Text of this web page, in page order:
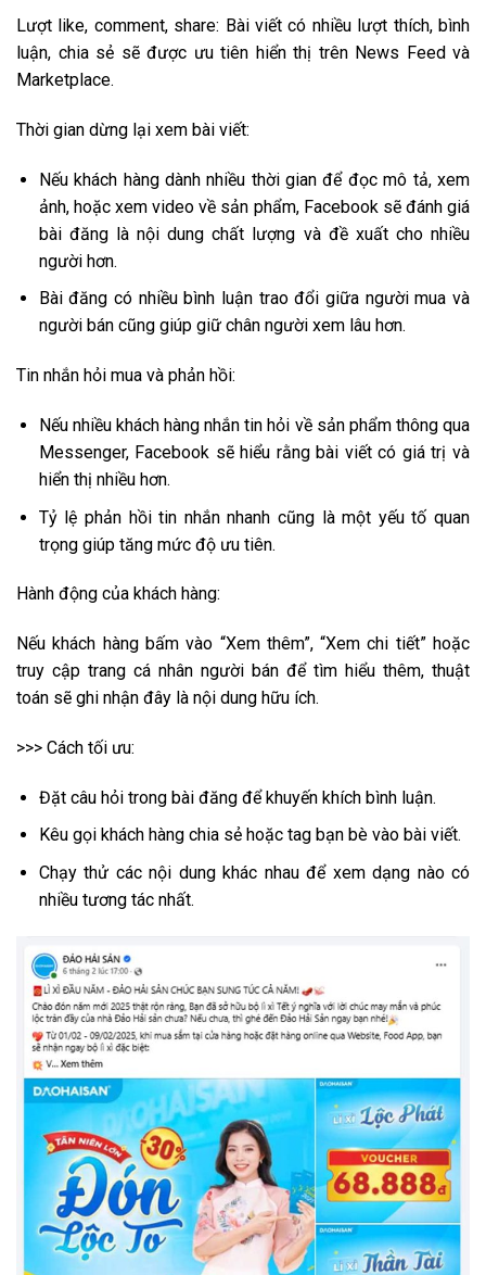
Lượt like, comment, share: Bài viết có nhiều lượt thích, bình
luận, chia sẻ sẽ được ưu tiên hiển thị trên News Feed và
Marketplace.
Thời gian dừng lại xem bài viết:
Nếu khách hàng dành nhiều thời gian để đọc mô tả, xem
ảnh, hoặc xem video về sản phẩm, Facebook sẽ đánh giá
bài đăng là nội dung chất lượng và đề xuất cho nhiều
người hơn.
Bài đăng có nhiều bình luận trao đổi giữa người mua và
người bán cũng giúp giữ chân người xem lâu hơn.
Tin nhắn hỏi mua và phản hồi:
Nếu nhiều khách hàng nhắn tin hỏi về sản phẩm thông qua
Messenger, Facebook sẽ hiểu rằng bài viết có giá trị và
hiển thị nhiều hơn.
Tỷ lệ phản hồi tin nhắn nhanh cũng là một yếu tố quan
trọng giúp tăng mức độ ưu tiên.
Hành động của khách hàng:
Nếu khách hàng bấm vào “Xem thêm”, “Xem chi tiết” hoặc
truy cập trang cá nhân người bán để tìm hiểu thêm, thuật
toán sẽ ghi nhận đây là nội dung hữu ích.
>>> Cách tối ưu:
Đặt câu hỏi trong bài đăng để khuyến khích bình luận.
Kêu gọi khách hàng chia sẻ hoặc tag bạn bè vào bài viết.
Chạy thử các nội dung khác nhau để xem dạng nào có
nhiều tương tác nhất.